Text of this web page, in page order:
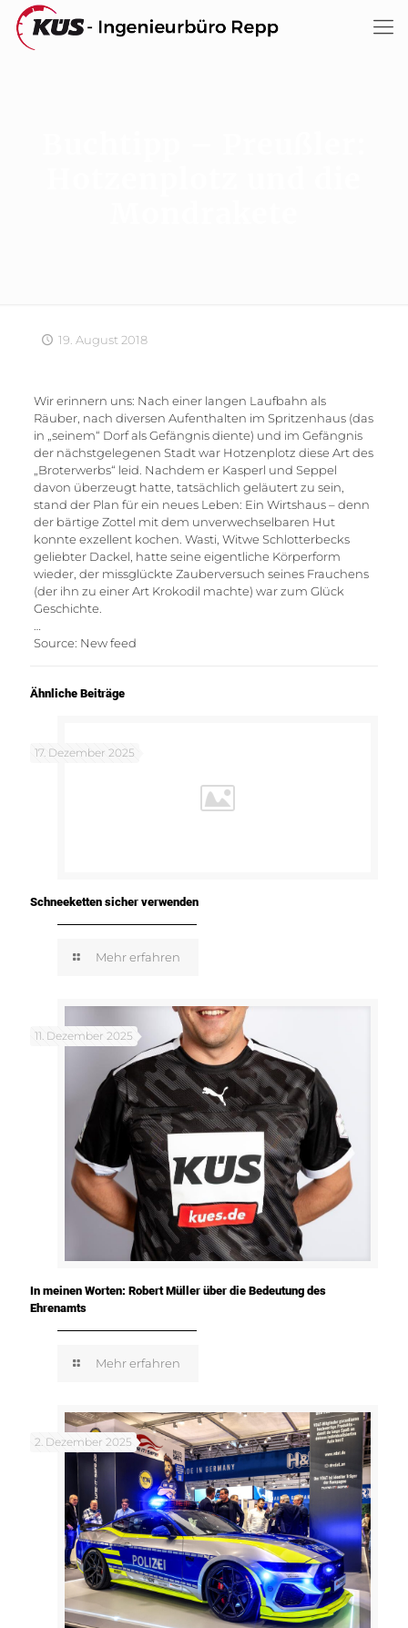
19. August 2018
Wir erinnern uns: Nach einer langen Laufbahn als
Räuber, nach diversen Aufenthalten im Spritzenhaus (das
in „seinem“ Dorf als Gefängnis diente) und im Gefängnis
der nächstgelegenen Stadt war Hotzenplotz diese Art des
„Broterwerbs“ leid. Nachdem er Kasperl und Seppel
davon überzeugt hatte, tatsächlich geläutert zu sein,
stand der Plan für ein neues Leben: Ein Wirtshaus – denn
der bärtige Zottel mit dem unverwechselbaren Hut
konnte exzellent kochen. Wasti, Witwe Schlotterbecks
geliebter Dackel, hatte seine eigentliche Körperform
wieder, der missglückte Zauberversuch seines Frauchens
(der ihn zu einer Art Krokodil machte) war zum Glück
Geschichte.
Source: New feed
Ähnliche Beiträge
17. Dezember 2025
Schneeketten sicher verwenden
Mehr erfahren
11. Dezember 2025
In meinen Worten: Robert Müller über die Bedeutung des
Ehrenamts
Mehr erfahren
2. Dezember 2025